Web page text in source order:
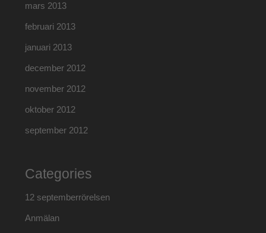
mars 2013
februari 2013
januari 2013
december 2012
november 2012
oktober 2012
september 2012
Categories
12 septemberrörelsen
Anmälan